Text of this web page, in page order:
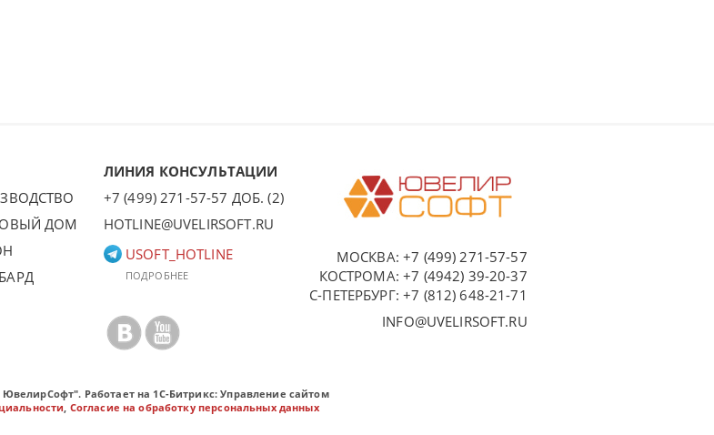
ДОМ
ЛИНИЯ КОНСУЛЬТАЦИИ
+7 (499) 271-57-57 ДОБ. (2)
HOTLINE@UVELIRSOFT.RU
USOFT_HOTLINE
ПОДРОБНЕЕ
МОСКВА:+7 (499) 271-57-57
КОСТРОМА:+7 (4942) 39-20-37
С-ПЕТЕРБУРГ:+7 (812) 648-21-71
INFO@UVELIRSOFT.RU
Работает на 1С-Битрикс: Управление сайтом
Согласие на обработку персональных данных